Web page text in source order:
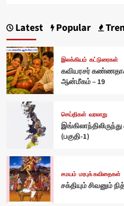
Latest Popular
இலக்கியம் கட்டுரைகள்
கவியரசர்
ஆன்மீகம் – 19
செய்திகள் வரலாறு
(பகுதி-1)
சமயம் மரபுக் கவிதைகள்
சக்தியும் சிவனும்